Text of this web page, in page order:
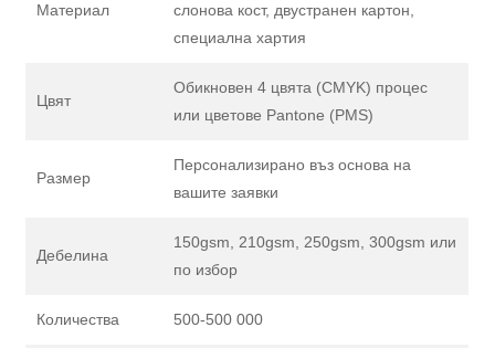
Материал
слонова кост, двустранен картон,
специална хартия
Цвят
Обикновен 4 цвята (CMYK) процес
или цветове Pantone (PMS)
Размер
Персонализирано въз основа на
вашите заявки
Дебелина
150gsm, 210gsm, 250gsm, 300gsm или
по избор
Количества 500-500 000